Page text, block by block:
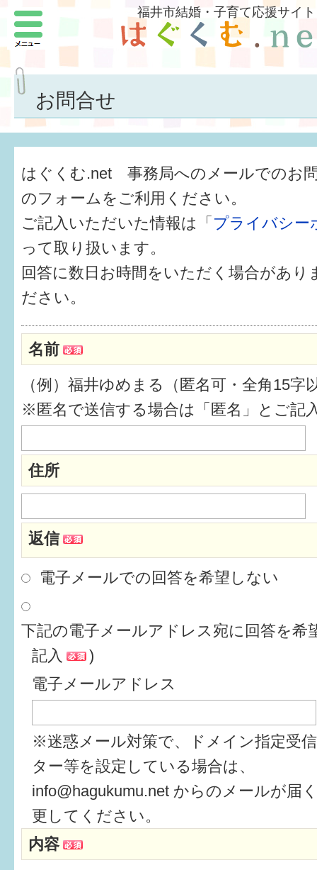
福井市結婚・子育て応援サイト
お問合せ
はぐくむ.net 事務局へのメールでのお
のフォームをご利用ください。
ご記入いただいた情報は「 プライバシー
って取り扱います。
回答に数日お時間をいただく場合があり
ださい。
名前
（例）福井ゆめまる（匿名可・全角15字
※匿名で送信する場合は「匿名」とご記
住所
返信
電子メールでの回答を希望しない
下記の電子メールアドレス宛に回答を希
記入
)
電子メールアドレス
※迷惑メール対策で、ドメイン指定受
ター等を設定している場合は、
info@hagukumu.net からのメールが届
更してください。
内容
メニュー
結婚したい
子どもがほしい
福井の子育て環境
子どもを育てよう
もしものときの緊急連絡先
届出・手当・助成
健診・予防接種
仲間づくり・遊び場
子どもを預けたい
入園・入学
相談したい
さまざまな支援
子育てカレンダー
妊娠
3か月〜6か月
6か月〜1歳
1歳〜3歳
3歳〜就学前
就学後〜
子育てマップ
イベントレポート